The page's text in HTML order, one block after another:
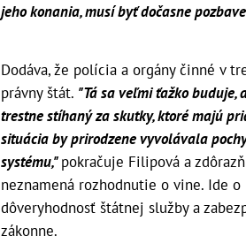
jeho konania, musí byť dočasne
Dodáva, že polícia a orgány činné v
právny štát. "Tá sa veľmi ťažko buduje,
trestne stíhaný za skutky, ktoré majú
situácia by prirodzene vyvolávala
systému,"pokračuje Filipová a
neznamená rozhodnutie o vine. Ide
dôveryhodnosť štátnej služby a
zákonne.